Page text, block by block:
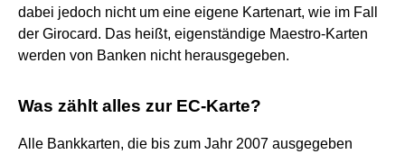
dabei jedoch nicht um eine eigene Kartenart, wie im Fall
der Girocard. Das heißt, eigenständige Maestro-Karten
werden von Banken nicht herausgegeben.
Was zählt alles zur EC-Karte?
Alle Bankkarten, die bis zum Jahr 2007 ausgegeben